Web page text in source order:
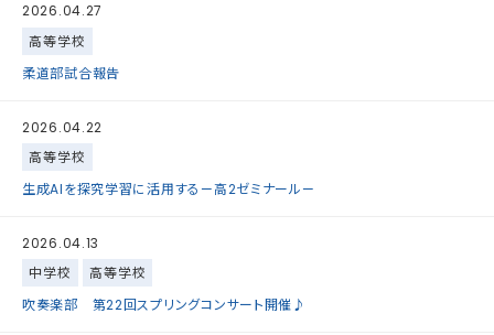
2026.04.27
高等学校
柔道部試合報告
2026.04.22
高等学校
生成AIを探究学習に活用する—高2ゼミナール—
2026.04.13
中学校
高等学校
吹奏楽部 第22回スプリングコンサート開催♪